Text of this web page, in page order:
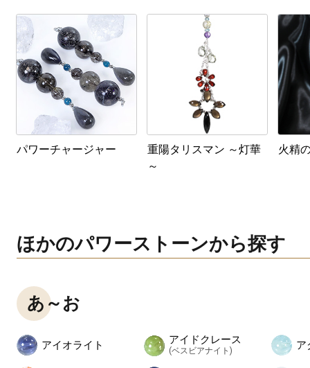
パワーチャージャー
重陽タリスマン ～灯華
～
火精
ほかのパワーストーンから探す
あ～お
アイオライト アイドクレース
(ベスビアナイト) ア